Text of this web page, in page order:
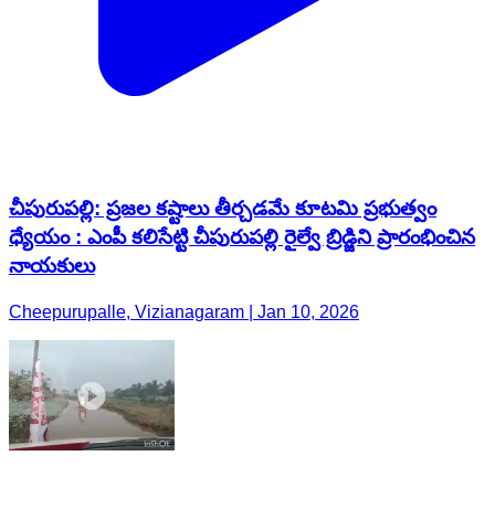
చీపురుపల్లి: ప్రజల కష్టాలు తీర్చడమే కూటమి ప్రభుత్వం
ధ్యేయం : ఎంపీ కలిసేట్టి చీపురుపల్లి రైల్వే బ్రిడ్జిని ప్రారంభించిన
నాయకులు
Cheepurupalle, Vizianagaram | Jan 10, 2026